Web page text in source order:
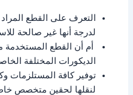
التعرف على القطع
لدرجة أنها غير صالحة
أم أن القطع المستخدمة
الديكورات المختلفة
توفير كافة المستلزمات
لنقلها لحقين متخصص